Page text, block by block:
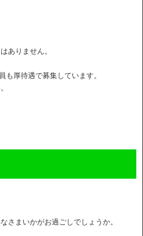
ありません。
も厚待遇で募集しています。
さまいかがお過ごしでしょうか。